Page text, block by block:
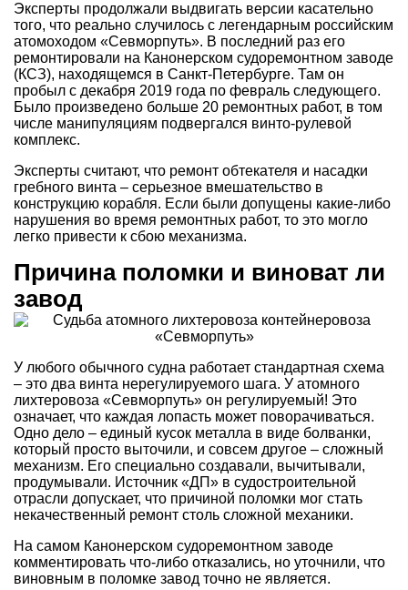
Эксперты продолжали выдвигать версии касательно
того, что реально случилось с легендарным российским
атомоходом «Севморпуть». В последний раз его
ремонтировали на Канонерском судоремонтном заводе
(КСЗ), находящемся в Санкт-Петербурге. Там он
пробыл с декабря 2019 года по февраль следующего.
Было произведено больше 20 ремонтных работ, в том
числе манипуляциям подвергался винто-рулевой
комплекс.
Эксперты считают, что ремонт обтекателя и насадки
гребного винта – серьезное вмешательство в
конструкцию корабля. Если были допущены какие-либо
нарушения во время ремонтных работ, то это могло
легко привести к сбою механизма.
Причина поломки и виноват ли
завод
У любого обычного судна работает стандартная схема
– это два винта нерегулируемого шага. У атомного
лихтеровоза «Севморпуть» он регулируемый! Это
означает, что каждая лопасть может поворачиваться.
Одно дело – единый кусок металла в виде болванки,
который просто выточили, и совсем другое – сложный
механизм. Его специально создавали, вычитывали,
продумывали. Источник «ДП» в судостроительной
отрасли допускает, что причиной поломки мог стать
некачественный ремонт столь сложной механики.
На самом Канонерском судоремонтном заводе
комментировать что-либо отказались, но уточнили, что
виновным в поломке завод точно не является.